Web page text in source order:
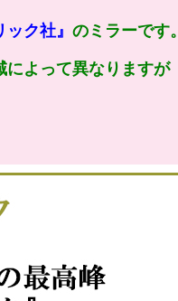
ック社』 のミラーです。
によって異なりますが